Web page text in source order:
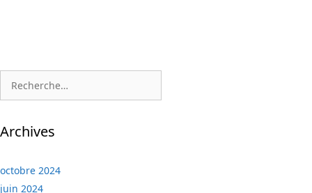
Archives
octobre 2024
juin 2024